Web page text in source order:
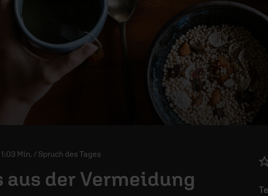
Min. / Spruch des Tages
aus der Vermeidung